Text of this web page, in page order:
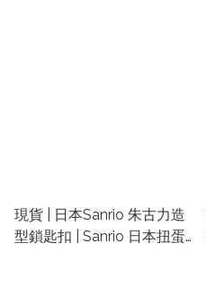
現貨 | 日本Sanrio 朱古力造
型鎖匙扣 | Sanrio 日本扭蛋